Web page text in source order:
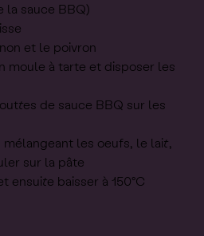
la sauce BBQ)
et le poivron
moule à tarte et disposer les
de sauce BBQ sur les
les oeufs, le lait,
sur la pâte
ensuite baisser à 150°C